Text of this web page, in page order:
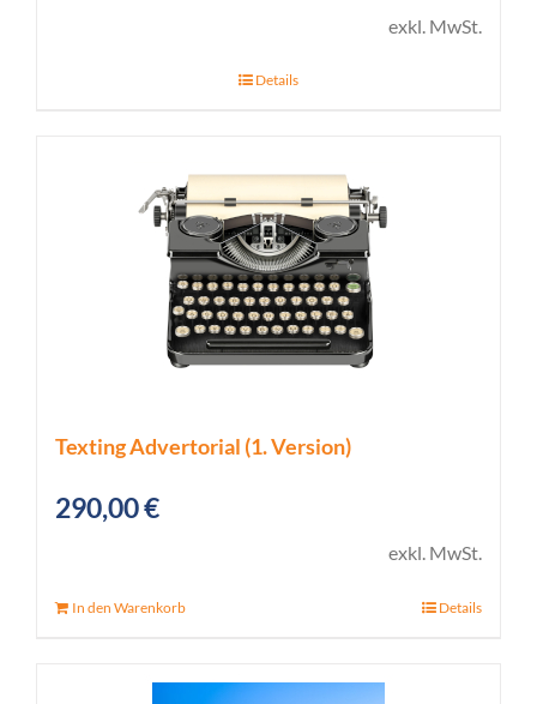
exkl. MwSt.
Details
Texting Advertorial (1. Version)
290,00€
exkl. MwSt.
In den Warenkorb Details